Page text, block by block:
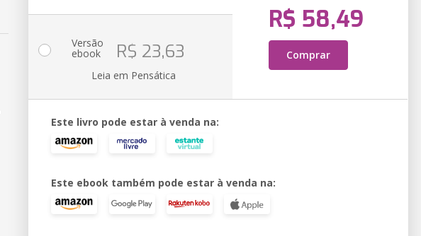
R$ 58,49
Comprar
Versão
ebook R$ 23,63
Leia em Pensática
Este livro pode estar à venda na:
Este ebook também pode estar à venda na: